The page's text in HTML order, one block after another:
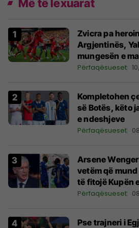
Më të lexuarat
Zvicra pa
Argjentinës,
mungesën e
Përfaqësueset
Kompletohen
së Botës, këto
e ndeshjeve
Përfaqësueset
Arsene
vetëm që
të fitojë Kupën
Përfaqësueset
Pse trajneri i